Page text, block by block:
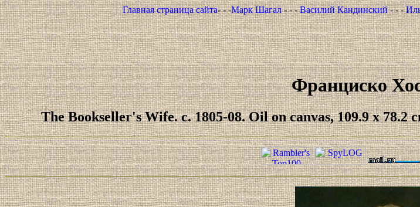
Главная страница сайта- - -Марк Шагал- - -Василий Кандинский- - -
Франциско
The Bookseller's Wife. c. 1805-08. Oil on canvas, 109.9 x